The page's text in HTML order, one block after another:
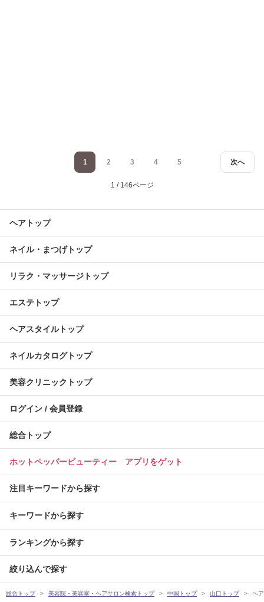
次へ
1 2 3 4 5
1 / 146ページ
ヘアトップ
ネイル・まつげトップ
リラク・マッサージトップ
エステトップ
ヘアスタイルトップ
ネイルカタログトップ
美容クリニックトップ
ログイン / 会員登録
総合トップ
ホットペッパービューティー アプリをゲット
注目キーワードから探す
キーワードから探す
ランキングから探す
絞り込んで探す
総合トップ 美容院・美容室・ヘアサロン検索トップ 中国トップ 山口トップ ヘ